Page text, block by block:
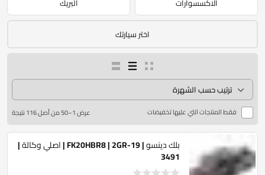
اختر سيارتك
فقط المنتجات التي عليها تخفيضات عرض 1–50 من أصل 116 نتيجة
بلك دينسو | FK20HBR8 | 2GR-19 | اصلي وكالة |
3491